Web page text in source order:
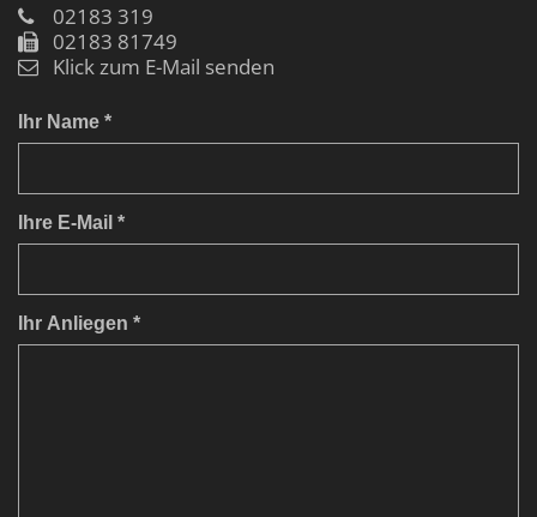
02183 319
02183 81749
Klick zum E-Mail senden
Ihr Name *
Ihre E-Mail *
Ihr Anliegen *